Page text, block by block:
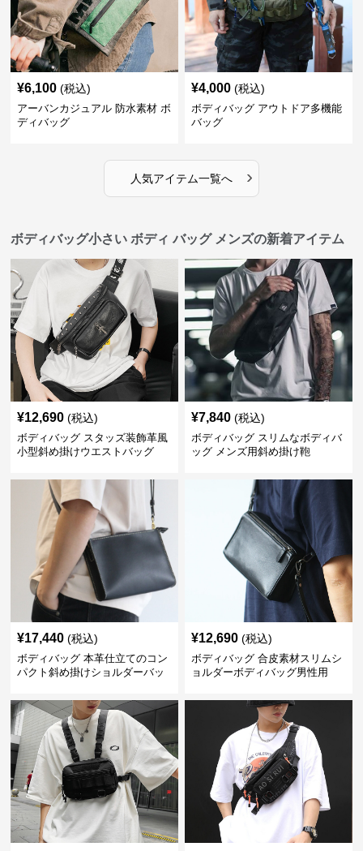
¥6,100 (税込)
アーバンカジュアル 防水素材 ボ
ディバッグ
¥4,000 (税込)
ボディバッグ アウトドア多機能
バッグ
人気アイテム一覧へ ›
ボディバッグ小さい ボディ バッグ メンズの新着アイテム
¥12,690 (税込)
ボディバッグ スタッズ装飾革風
小型斜め掛けウエストバッグ
¥7,840 (税込)
ボディバッグ スリムなボディバ
ッグ メンズ用斜め掛け鞄
¥17,440 (税込)
ボディバッグ 本革仕立てのコン
パクト斜め掛けショルダーバッ
¥12,690 (税込)
ボディバッグ 合皮素材スリムシ
ョルダーボディバッグ男性用